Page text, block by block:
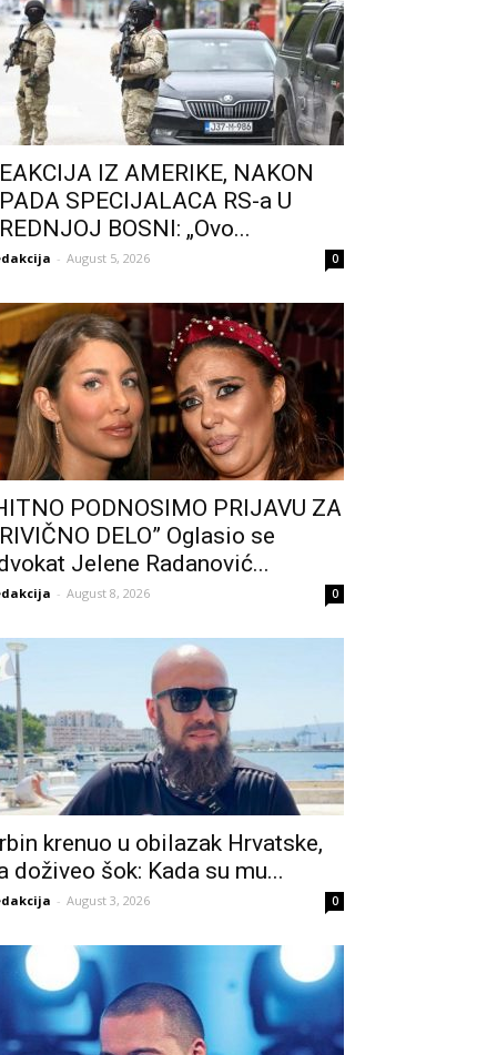
IZ AMERIKE, NAKON
SPECIJALACA RS-a U
BOSNI: „Ovo...
- August 5, 2026 0
PODNOSIMO PRIJAVU ZA
DELO” Oglasio se
Jelene Radanović...
- August 8, 2026 0
krenuo u obilazak Hrvatske,
doživeo šok: Kada su mu...
- August 3, 2026 0